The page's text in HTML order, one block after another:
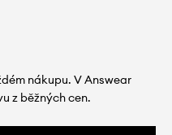
nákupu. V Answear
z běžných cen.